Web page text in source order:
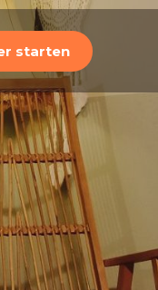
starten